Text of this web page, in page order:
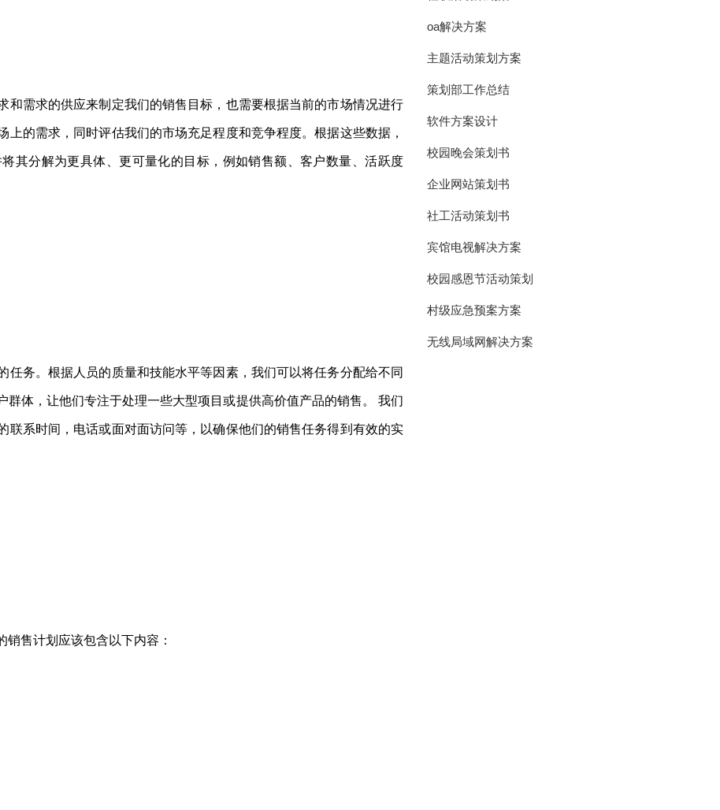
和需求的供应来制定我们的销售目标，也需要根据当前的市场情况进行
的需求，同时评估我们的市场充足程度和竞争程度。根据这些数据，
其分解为更具体、更可量化的目标，例如销售额、客户数量、活跃度
务。根据人员的质量和技能水平等因素，我们可以将任务分配给不同
体，让他们专注于处理一些大型项目或提供高价值产品的销售。 我们
联系时间，电话或面对面访问等，以确保他们的销售任务得到有效的实
售计划应该包含以下内容：
oa解决方案
主题活动策划方案
策划部工作总结
软件方案设计
校园晚会策划书
企业网站策划书
社工活动策划书
宾馆电视解决方案
校园感恩节活动策划
村级应急预案方案
无线局域网解决方案